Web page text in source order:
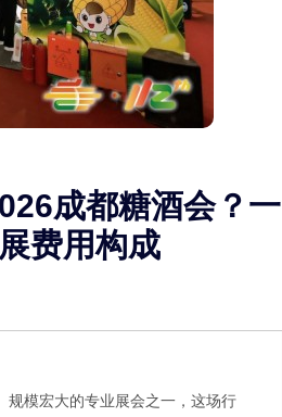
成都糖酒会？一
费用构成
规模宏大的专业展会之一，这场行